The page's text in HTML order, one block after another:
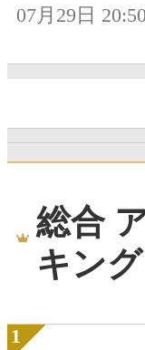
07月29日 20:50
総合
キング